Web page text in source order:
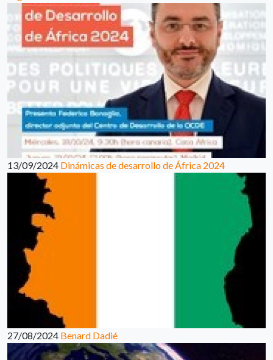
13/09/2024 Dinámicas de desarrollo de África 2024
27/08/2024 Benard Dadié